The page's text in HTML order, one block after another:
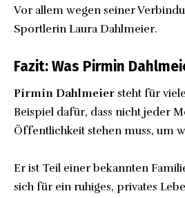
Vor allem wegen seiner
Sportlerin Laura Dahlmeier.
Fazit: Was Pirmin
Pirmin Dahlmeier steht für
Beispiel dafür, dass nicht jeder
Öffentlichkeit stehen muss, um
Er ist Teil einer bekannten
sich für ein ruhiges, privates